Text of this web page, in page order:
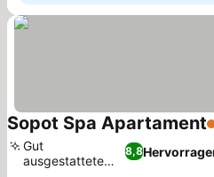
Sopot Spa Apartament
8,8
Gut
ausgestattete